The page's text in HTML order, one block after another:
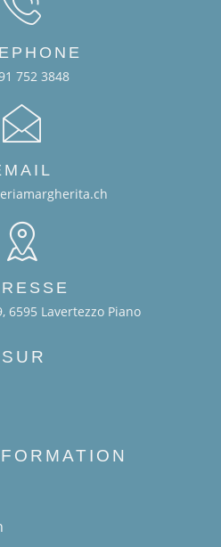
752 3848
6595 Lavertezzo Piano